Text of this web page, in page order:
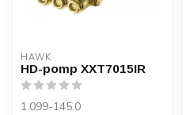
HAWK
HD-pomp XXT7015IR
1.099-145.0